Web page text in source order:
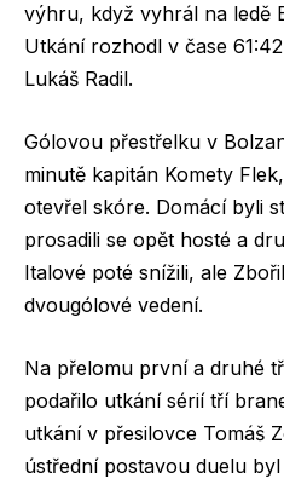
výhru, když vyhrál na ledě
Utkání rozhodl v čase
Lukáš Radil.
Gólovou přestřelku v
minutě kapitán Komety
otevřel skóre. Domácí byli
prosadili se opět hosté a
Italové poté snížili, ale
dvougólové vedení.
Na přelomu první a druhé
podařilo utkání sérií tří
utkání v přesilovce Tomáš
ústřední postavou duelu